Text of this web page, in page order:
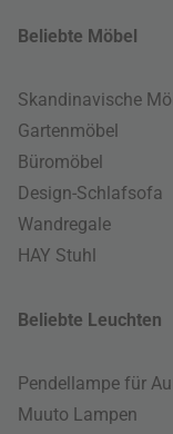
Beliebte Möbel
Skandinavische
Gartenmöbel
Büromöbel
Design-Schlafsofa
Wandregale
HAY Stuhl
Beliebte Leuchten
Pendellampe für
Muuto Lampen